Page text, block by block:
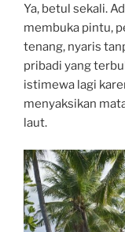
Ya, betul sekali.
membuka pintu,
tenang, nyaris
pribadi yang
istimewa lagi
menyaksikan
laut.